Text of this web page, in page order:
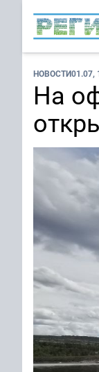
НОВОСТИ01.07,
На